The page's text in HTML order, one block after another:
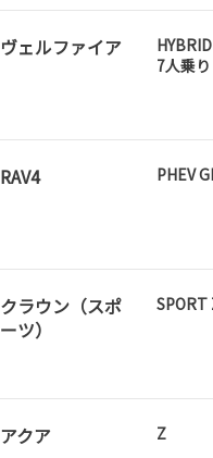
ヴェルファイア
7人乗り
RAV4 PHEV
クラウン（スポ
ーツ）
SPORT
アクア Z